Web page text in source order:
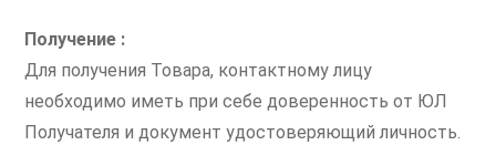
Получение :
Для получения Товара, контактному лицу
необходимо иметь при себе доверенность от ЮЛ
Получателя и документ удостоверяющий личность.